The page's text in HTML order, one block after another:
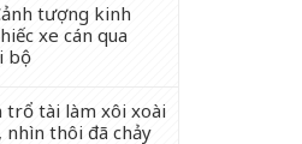
tượng kinh
xe cán qua
bộ
trổ tài làm xôi xoài
nhìn thôi đã chảy